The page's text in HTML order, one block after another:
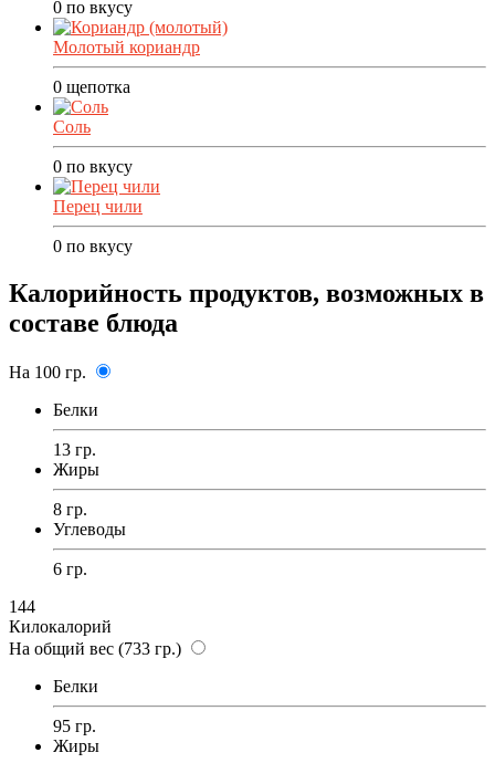
0 по вкусу
Молотый кориандр
0 щепотка
Соль
0 по вкусу
Перец чили
0 по вкусу
Калорийность продуктов, возможных в
составе блюда
На 100 гр.
Белки
13 гр.
Жиры
8 гр.
Углеводы
6 гр.
144
Килокалорий
На общий вес (733 гр.)
Белки
95 гр.
Жиры